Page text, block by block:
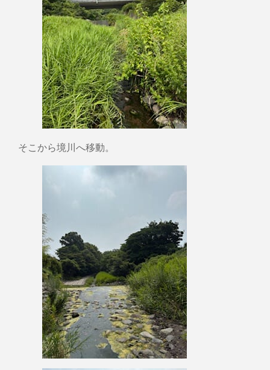
そこから境川へ移動。